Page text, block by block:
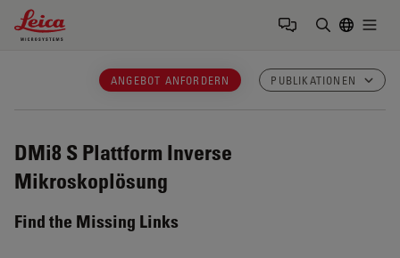
Leica Microsystems Logo
ANGEBOT ANFORDERN PUBLIKATIONEN
DMi8 S Plattform Inverse
Mikroskoplösung
Find the Missing Links